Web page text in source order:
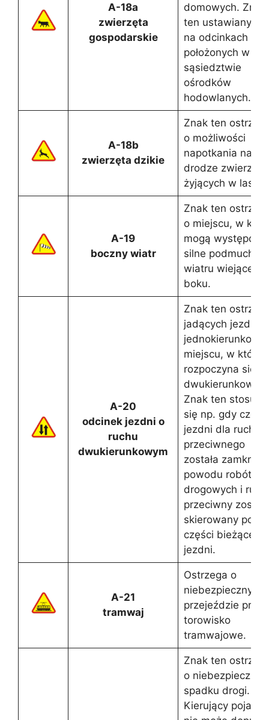
A-18a
zwierzęta
gospodarskie
domowych. Znak
ten ustawiany
na odcinkach
położonych w
sąsiedztwie
ośrodków
hodowlanych.
A-18b
zwierzęta dzikie
Znak ten
o możliwości
napotkania na
drodze zwierząt
żyjących w
A-19
boczny wiatr
Znak ten
o miejscu, w
mogą
silne podmuchy
wiatru wiejącego
boku.
A-20
odcinek jezdni o
ruchu
dwukierunkowym
Znak ten
jadących jezdnią
jednokierunkową
miejscu, w
rozpoczyna się
dwukierunkowy.
Znak ten stosuje
się np. gdy część
jezdni dla ruchu
przeciwnego
została
powodu robót
drogowych i ruch
przeciwny został
skierowany po
części bieżącej
jezdni.
A-21
tramwaj
Ostrzega o
niebezpiecznym
przejeździe przez
torowisko
tramwajowe.
Znak ten
o
spadku drogi.
Kierujący